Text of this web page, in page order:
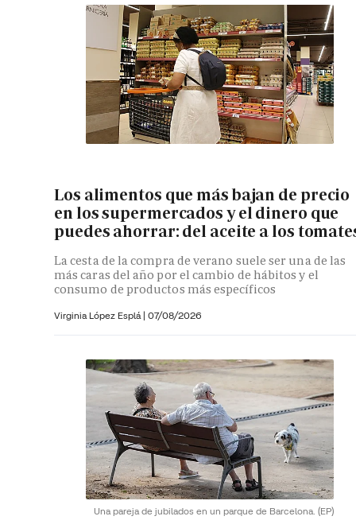
Los alimentos que más bajan de precio
en los supermercados y el dinero que
puedes ahorrar: del aceite a los
La cesta de la compra de verano suele ser una de las
más caras del año por el cambio de hábitos y el
consumo de productos más específicos
Virginia López Esplá | 07/08/2026
Una pareja de jubilados en un parque de Barcelona. (EP)